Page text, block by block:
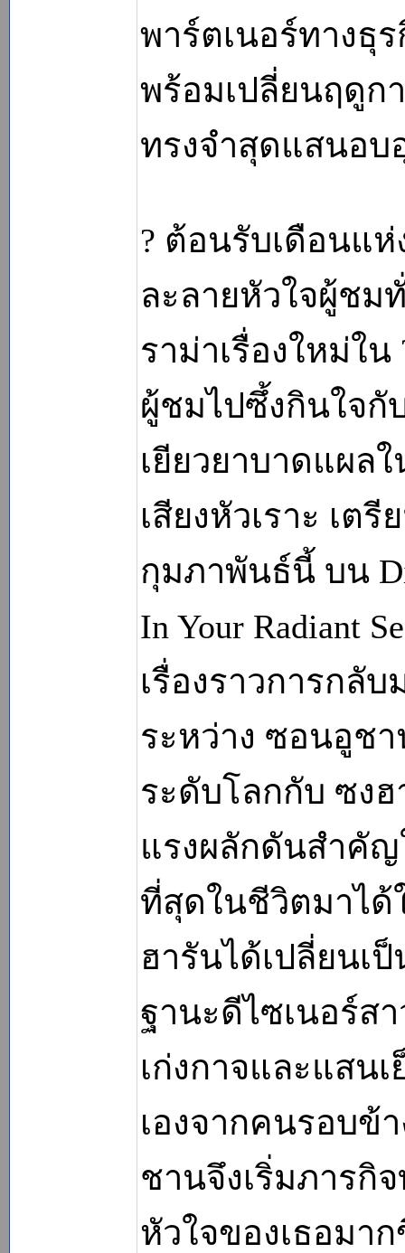
พาร์ตเนอร์ทางธุ
พร้อมเปลี่ยนฤดูก
ทรงจำสุดแสนอบ
? ต้อนรับเดือนแ
ละลายหัวใจผู้ชม
ราม่าเรื่องใหม่ใน
ผู้ชมไปซึ้งกินใจกั
เยียวยาบาดแผล
เสียงหัวเราะ เต
กุมภาพันธ์นี้ บน
In Your Radiant
เรื่องราวการกลั
ระหว่าง ซอนอูช
ระดับโลกกับ ซง
แรงผลักดันสำคัญ
ที่สุดในชีวิตมาไ
ฮารันได้เปลี่ยนเ
ฐานะดีไซเนอร์
เก่งกาจและแสน
เองจากคนรอบข้
ชานจึงเริ่มภารกิ
หัวใจของเธอมา